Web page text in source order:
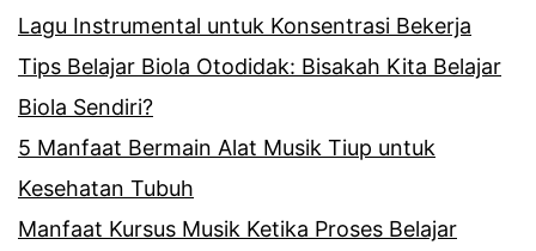
Lagu Instrumental untuk Konsentrasi Bekerja
Tips Belajar Biola Otodidak: Bisakah Kita Belajar
Biola Sendiri?
5 Manfaat Bermain Alat Musik Tiup untuk
Kesehatan Tubuh
Manfaat Kursus Musik Ketika Proses Belajar